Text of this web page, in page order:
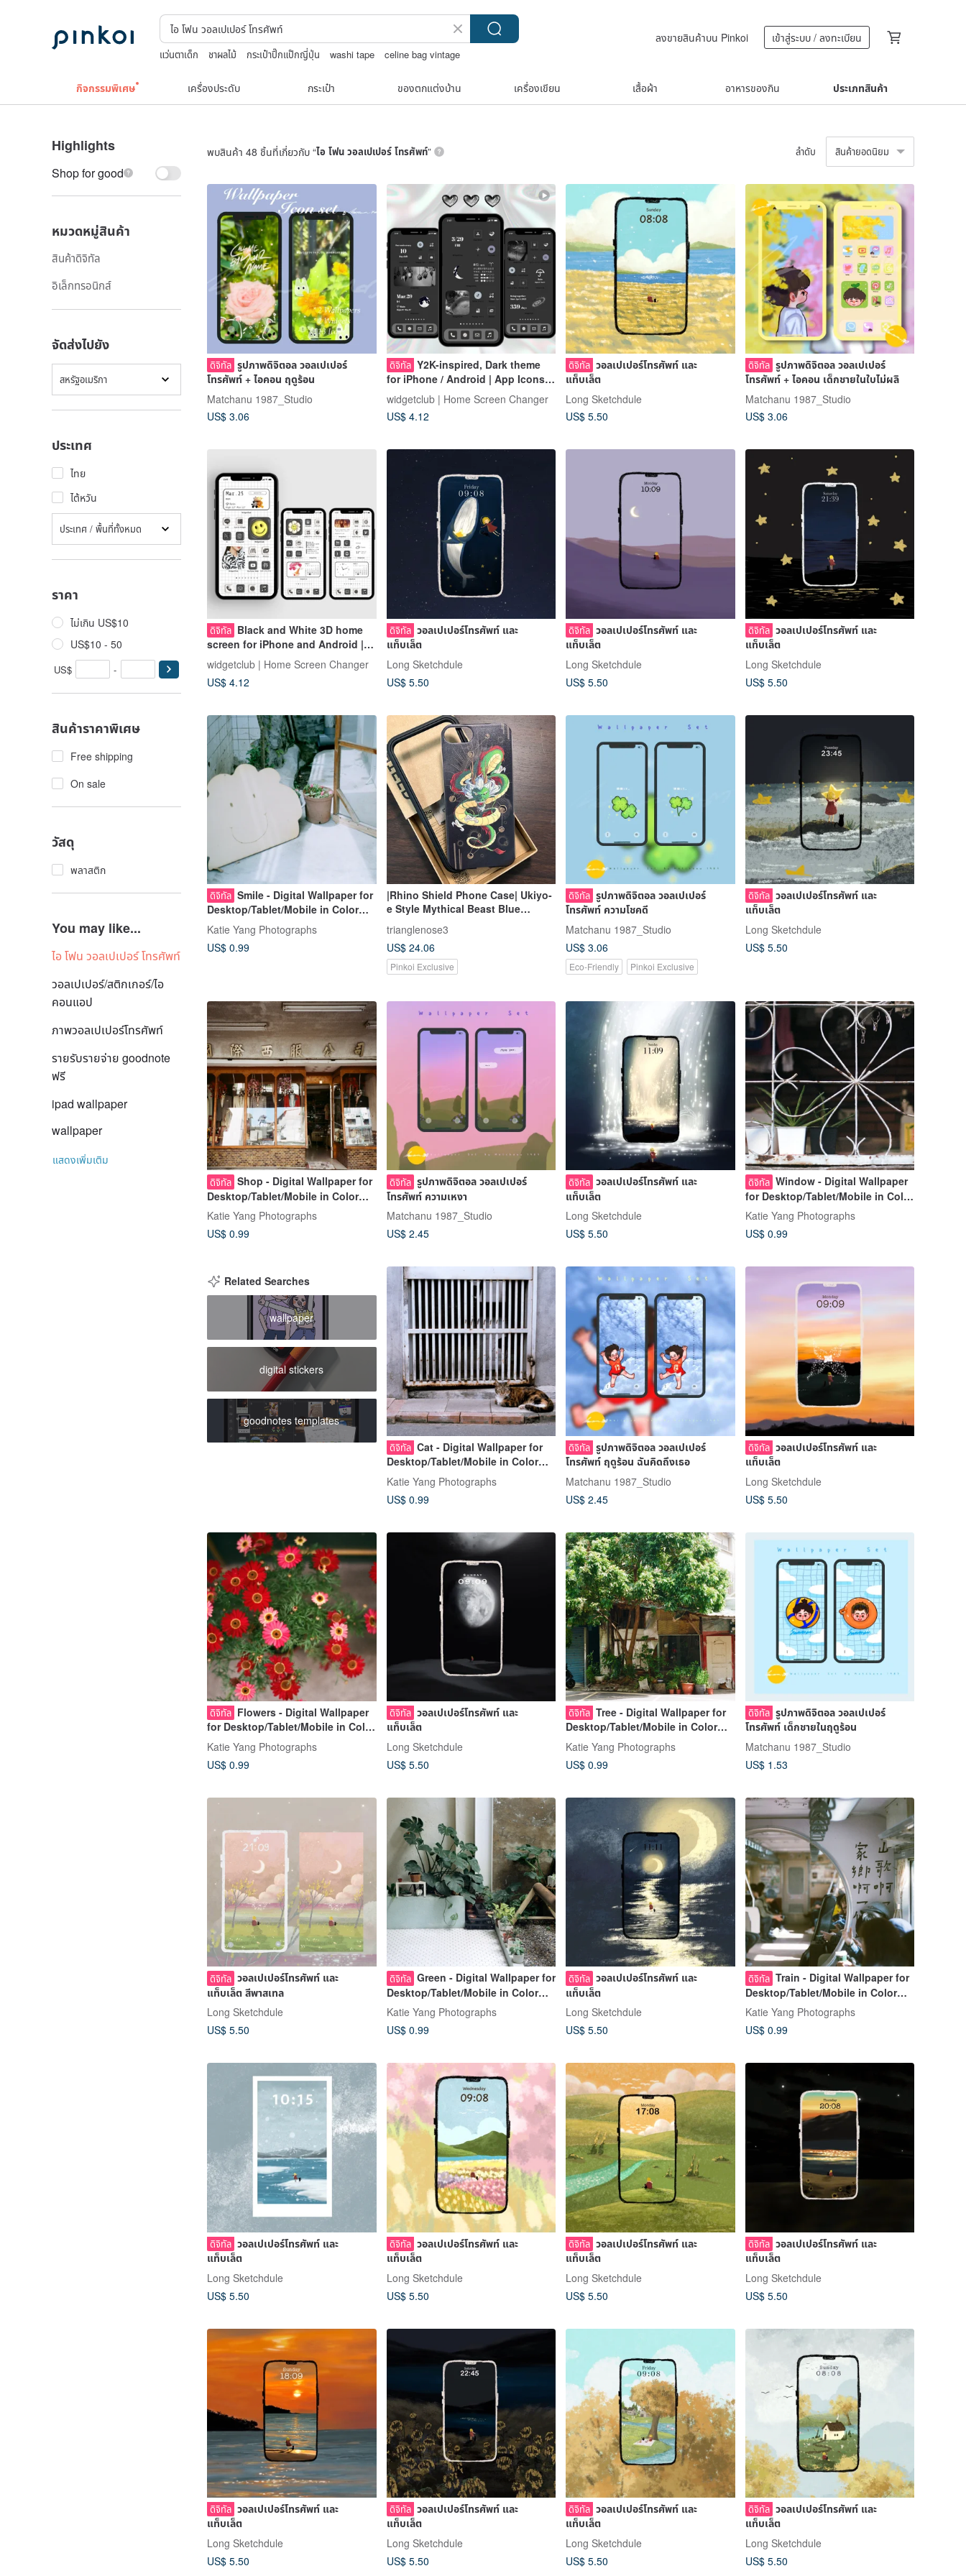
แว่นตาเด็ก ชาผลไม้ กระเป๋าปิ๊กแป๊กญี่ปุ่น washi tape
celine bag vintage
ลงขายสินค้าบน Pinkoi เข้าสู่ระบบ / ลงทะเบียน
กิจกรรมพิเศษ เครื่องประดับ กระเป๋า ของตกแต่งบ้าน เครื่องเขียน เสื้อผ้า อาหารของกิน ประเภทสินค้า
Highlights
Shop for good
หมวดหมู่สินค้า
สินค้าดิจิทัล
อิเล็กทรอนิกส์
จัดส่งไปยัง
สหรัฐอเมริกา
ประเทศ
ไทย
ไต้หวัน
ประเทศ / พื้นที่ทั้งหมด
ราคา
ไม่เกิน US$10
US$10 - 50
US$ -
สินค้าราคาพิเศษ
Free shipping
On sale
วัสดุ
พลาสติก
You may like...
ไอ โฟน วอลเปเปอร์ โทรศัพท์
วอลเปเปอร์/สติกเกอร์/ไอ
คอนแอป
ภาพวอลเปเปอร์โทรศัพท์
รายรับรายจ่าย goodnote
ฟรี
ipad wallpaper
wallpaper
แสดงเพิ่มเติม
พบสินค้า 48 ชิ้นที่เกี่ยวกับ “ไอ โฟน วอลเปเปอร์ โทรศัพท์” ลำดับ สินค้ายอดนิยม
ดิจิทัล รูปภาพดิจิตอล วอลเปเปอร์
โทรศัพท์ + ไอคอน ฤดูร้อน
Matchanu 1987_Studio
US$ 3.06
ดิจิทัล Y2K-inspired, Dark theme
for iPhone / Android | App Icons,
Wallpapers, Widgets
widgetclub | Home Screen Changer
US$ 4.12
ดิจิทัล วอลเปเปอร์โทรศัพท์ และ
แท็บเล็ต
Long Sketchdule
US$ 5.50
ดิจิทัล รูปภาพดิจิตอล วอลเปเปอร์
โทรศัพท์ + ไอคอน เด็กชายในใบไม่ผลิ
Matchanu 1987_Studio
US$ 3.06
ดิจิทัล Black and White 3D home
screen for iPhone and Android |
App Icons, wallpapapers
widgetclub | Home Screen Changer
US$ 4.12
ดิจิทัล วอลเปเปอร์โทรศัพท์ และ
แท็บเล็ต
Long Sketchdule
US$ 5.50
ดิจิทัล วอลเปเปอร์โทรศัพท์ และ
แท็บเล็ต
Long Sketchdule
US$ 5.50
ดิจิทัล วอลเปเปอร์โทรศัพท์ และ
แท็บเล็ต
Long Sketchdule
US$ 5.50
ดิจิทัล Smile - Digital Wallpaper for
Desktop/Tablet/Mobile in Color
and B&W
Katie Yang Photographs
US$ 0.99
|Rhino Shield Phone Case| Ukiyo-
e Style Mythical Beast Blue
Dragon Not in stock, includes
wallpaper electronic file Mod NX
trianglenose3
US$ 24.06
Pinkoi Exclusive
ดิจิทัล รูปภาพดิจิตอล วอลเปเปอร์
โทรศัพท์ ความโชคดี
Matchanu 1987_Studio
US$ 3.06
Eco-Friendly Pinkoi Exclusive
ดิจิทัล วอลเปเปอร์โทรศัพท์ และ
แท็บเล็ต
Long Sketchdule
US$ 5.50
ดิจิทัล Shop - Digital Wallpaper for
Desktop/Tablet/Mobile in Color
and B&W
Katie Yang Photographs
US$ 0.99
ดิจิทัล รูปภาพดิจิตอล วอลเปเปอร์
โทรศัพท์ ความเหงา
Matchanu 1987_Studio
US$ 2.45
ดิจิทัล วอลเปเปอร์โทรศัพท์ และ
แท็บเล็ต
Long Sketchdule
US$ 5.50
ดิจิทัล Window - Digital Wallpaper
for Desktop/Tablet/Mobile in Color
and B&W
Katie Yang Photographs
US$ 0.99
Related Searches
wallpaper
digital stickers
goodnotes templates
ดิจิทัล Cat - Digital Wallpaper for
Desktop/Tablet/Mobile in Color
and B&W
Katie Yang Photographs
US$ 0.99
ดิจิทัล รูปภาพดิจิตอล วอลเปเปอร์
โทรศัพท์ ฤดูร้อน ฉันคิดถึงเธอ
Matchanu 1987_Studio
US$ 2.45
ดิจิทัล วอลเปเปอร์โทรศัพท์ และ
แท็บเล็ต
Long Sketchdule
US$ 5.50
ดิจิทัล Flowers - Digital Wallpaper
for Desktop/Tablet/Mobile in Color
and B&W
Katie Yang Photographs
US$ 0.99
ดิจิทัล วอลเปเปอร์โทรศัพท์ และ
แท็บเล็ต
Long Sketchdule
US$ 5.50
ดิจิทัล Tree - Digital Wallpaper for
Desktop/Tablet/Mobile in Color
and B&W
Katie Yang Photographs
US$ 0.99
ดิจิทัล รูปภาพดิจิตอล วอลเปเปอร์
โทรศัพท์ เด็กชายในฤดูร้อน
Matchanu 1987_Studio
US$ 1.53
ดิจิทัล วอลเปเปอร์โทรศัพท์ และ
แท็บเล็ต สีพาสเทล
Long Sketchdule
US$ 5.50
ดิจิทัล Green - Digital Wallpaper for
Desktop/Tablet/Mobile in Color
and B&W
Katie Yang Photographs
US$ 0.99
ดิจิทัล วอลเปเปอร์โทรศัพท์ และ
แท็บเล็ต
Long Sketchdule
US$ 5.50
ดิจิทัล Train - Digital Wallpaper for
Desktop/Tablet/Mobile in Color
and B&W
Katie Yang Photographs
US$ 0.99
ดิจิทัล วอลเปเปอร์โทรศัพท์ และ
แท็บเล็ต
Long Sketchdule
US$ 5.50
ดิจิทัล วอลเปเปอร์โทรศัพท์ และ
แท็บเล็ต
Long Sketchdule
US$ 5.50
ดิจิทัล วอลเปเปอร์โทรศัพท์ และ
แท็บเล็ต
Long Sketchdule
US$ 5.50
ดิจิทัล วอลเปเปอร์โทรศัพท์ และ
แท็บเล็ต
Long Sketchdule
US$ 5.50
ดิจิทัล วอลเปเปอร์โทรศัพท์ และ
แท็บเล็ต
Long Sketchdule
US$ 5.50
ดิจิทัล วอลเปเปอร์โทรศัพท์ และ
แท็บเล็ต
Long Sketchdule
US$ 5.50
ดิจิทัล วอลเปเปอร์โทรศัพท์ และ
แท็บเล็ต
Long Sketchdule
US$ 5.50
ดิจิทัล วอลเปเปอร์โทรศัพท์ และ
แท็บเล็ต
Long Sketchdule
US$ 5.50